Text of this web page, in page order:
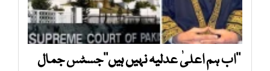
’’اب ہم اعلیٰ عدلیہ نہیں ہیں‘‘جسٹس جمال